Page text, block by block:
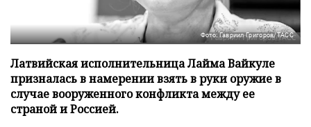
Фото: Гавриил Григоров/ТАСС
Латвийская исполнительница Лайма Вайкуле
призналась в намерении взять в руки оружие в
случае вооруженного конфликта между ее
страной и Россией.